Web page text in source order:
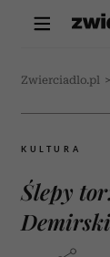
Zwierciadlo.pl >
KULTURA
Ślepy